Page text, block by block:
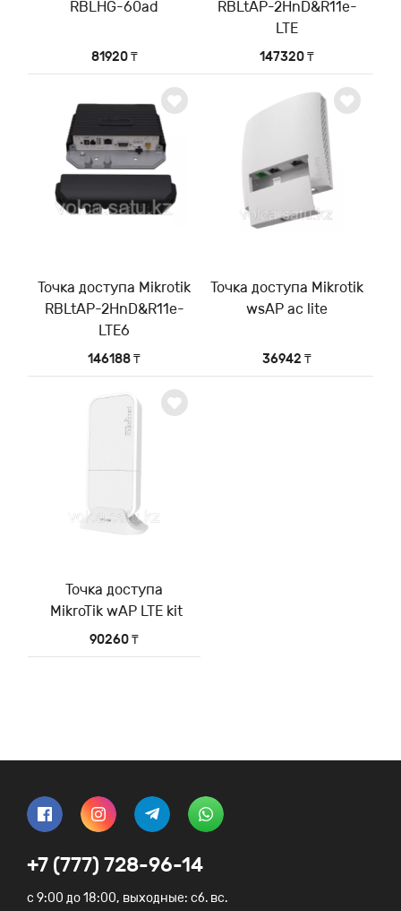
RBLHG-60ad
81920 ₸
RBLtAP-2HnD&R11e-
LTE
147320 ₸
Точка доступа Mikrotik
RBLtAP-2HnD&R11e-
LTE6
146188 ₸
Точка доступа Mikrotik
wsAP ac lite
36942 ₸
Точка доступа
MikroTik wAP LTE kit
90260 ₸
+7 (777) 728-96-14
c 9:00 до 18:00, выходные: сб. вс.